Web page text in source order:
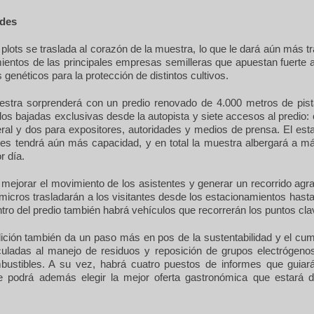
se traslada al corazón de la muestra, lo que le dará aún más
de las principales empresas semilleras que apuestan fuerte
genéticos para la protección de distintos cultivos.
sorprenderá con un predio renovado de 4.000 metros de
bajadas exclusivas desde la autopista y siete accesos al predio:
y dos para expositores, autoridades y medios de prensa. El
tendrá aún más capacidad, y en total la muestra albergará a
día.
el movimiento de los asistentes y generar un recorrido
trasladarán a los visitantes desde los estacionamientos
del predio también habrá vehículos que recorrerán los puntos
también da un paso más en pos de la sustentabilidad y el
al manejo de residuos y reposición de grupos
A su vez, habrá cuatro puestos de informes que
podrá además elegir la mejor oferta gastronómica que estará